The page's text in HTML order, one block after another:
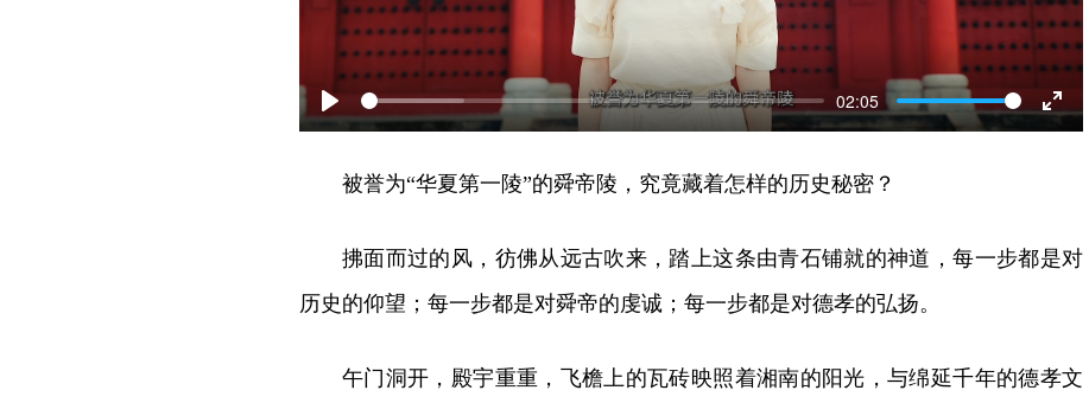
Play
02:05
Enter
被誉为“华夏第一陵”的舜帝陵，究竟藏着怎样的历史秘密？
拂面而过的风，彷佛从远古吹来，踏上这条由青石铺就的神道，每一步都是对
历史的仰望；每一步都是对舜帝的虔诚；每一步都是对德孝的弘扬。
午门洞开，殿宇重重，飞檐上的瓦砖映照着湘南的阳光，与绵延千年的德孝文